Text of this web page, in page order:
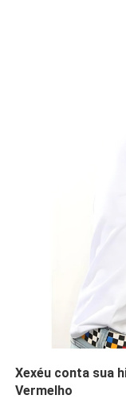
Xexéu conta sua
Vermelho